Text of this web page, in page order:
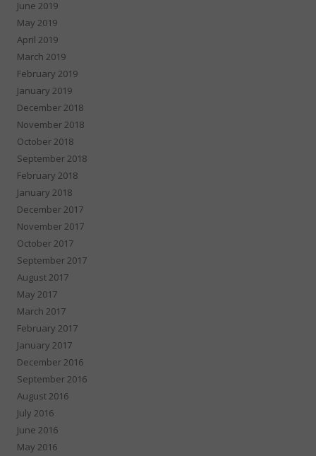
June 2019
May 2019
April 2019
March 2019
February 2019
January 2019
December 2018
November 2018
October 2018
September 2018
February 2018
January 2018
December 2017
November 2017
October 2017
September 2017
August 2017
May 2017
March 2017
February 2017
January 2017
December 2016
September 2016
August 2016
July 2016
June 2016
May 2016